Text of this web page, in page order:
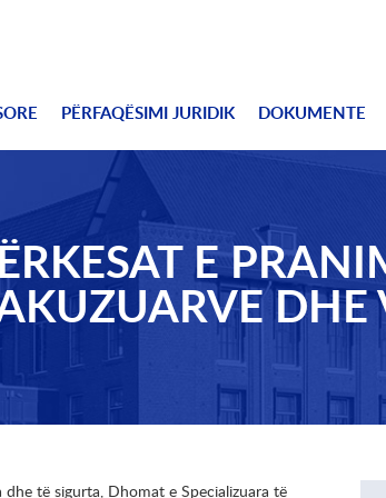
PËRFAQËSIMI JURIDIK DOKUMENTE
E
të sigurta, Dhomat e Specializuara të